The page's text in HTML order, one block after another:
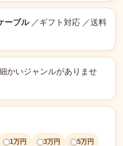
ーブル／ギフト対応 ／送料
かいジャンルがありませ
1万円 3万円 5万円